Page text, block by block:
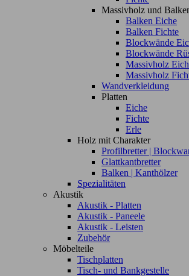
Massivholz und
Balken Eiche
Balken Fichte
Blockwände
Blockwände
Massivholz
Massivholz
Wandverkleidung
Platten
Eiche
Fichte
Erle
Holz mit Charakter
Profilbretter |
Glattkantbretter
Balken | Kanthölzer
Spezialitäten
Akustik
Akustik - Platten
Akustik - Paneele
Akustik - Leisten
Zubehör
Möbelteile
Tischplatten
Tisch- und Bankgestelle